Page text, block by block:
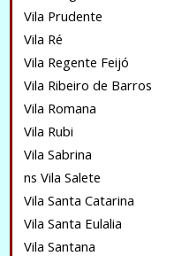
Vila Prudente
Vila Ré
Vila Regente Feijó
Vila Ribeiro de Barros
Vila Romana
Vila Rubi
Vila Sabrina
ns Vila Salete
Vila Santa Catarina
Vila Santa Eulalia
Vila Santana